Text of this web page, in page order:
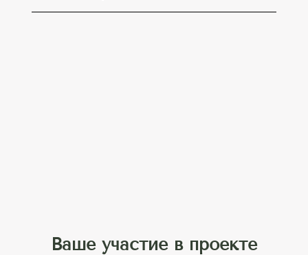
Ваше участие в проекте